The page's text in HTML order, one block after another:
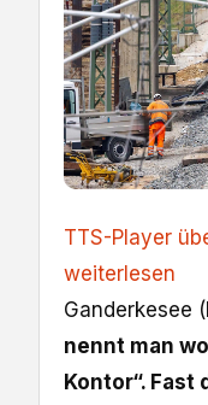
TTS-Player
weiterlesen
Ganderkesee
nennt man
Kontor“.